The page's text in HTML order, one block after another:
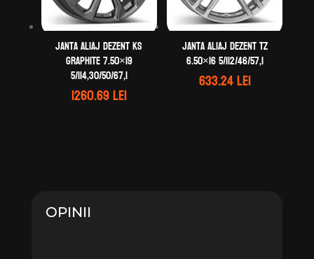
Janta aliaj DEZENT KS
graphite 7.50×19
5/114,30/50/67,1
1260.69lei
Janta aliaj DEZENT TZ
6.50×16 5/112/46/57,1
633.24lei
OPINII